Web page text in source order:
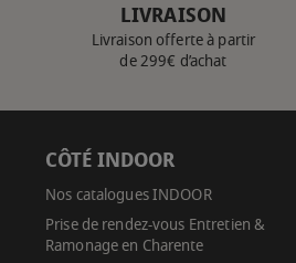
LIVRAISON
Livraison offerte à partir
de 299€ d’achat
CÔTÉ INDOOR
Nos catalogues INDOOR
Prise de rendez-vous Entretien &
Ramonage en Charente